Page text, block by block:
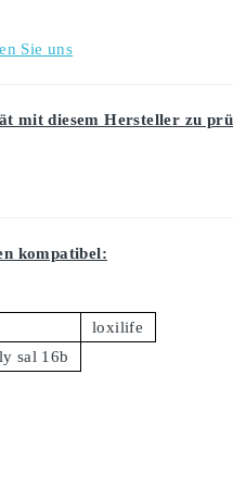
Sie uns
mit diesem Hersteller zu
kompatibel:
loxilife
sal 16b